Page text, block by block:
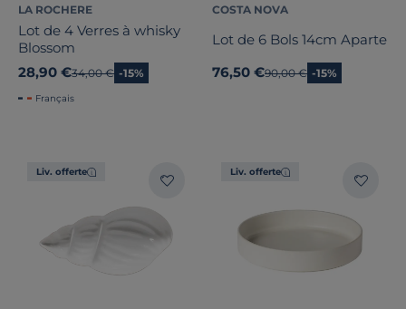
LA ROCHERE
Lot de 4 Verres à whisky
Blossom
28,90 €Ancien prix
34,00 € -15%
Français
COSTA NOVA
Lot de 6 Bols 14cm Aparte
76,50 €Ancien prix
90,00 € -15%
Liv. offerte Liv. offerte